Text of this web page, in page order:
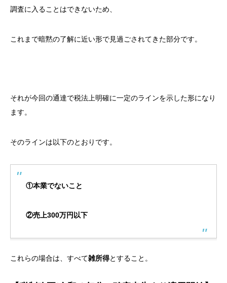
調査に入ることはできないため、
これまで暗黙の了解に近い形で見過ごされてきた部分です。
それが今回の通達で税法上明確に一定のラインを示した形になり
ます。
そのラインは以下のとおりです。
①本業でないこと
②売上300万円以下
これらの場合は、すべて雑所得とすること。